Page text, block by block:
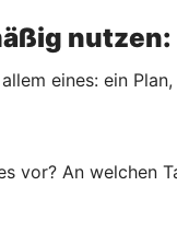
eines: ein
vor? An welchen